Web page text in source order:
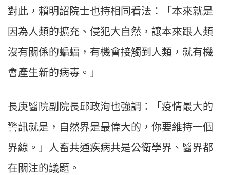
對此，賴明詔院士也持相同看法：「本來就是
因為人類的擴充、侵犯大自然，讓本來跟人類
沒有關係的蝙蝠，有機會接觸到人類，就有機
會產生新的病毒。」
長庚醫院副院長邱政洵也強調：「疫情最大的
警訊就是，自然界是最偉大的，你要維持一個
界線。」人畜共通疾病共是公衛學界、醫界都
在關注的議題。